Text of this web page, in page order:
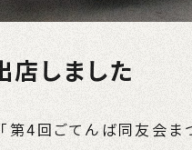
しました
第4回ごてんば同友会ま